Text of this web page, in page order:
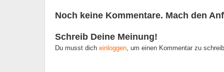
Noch keine Kommentare. Mach den
Schreib Deine Meinung!
Du musst dich einloggen, um einen Kommentar zu